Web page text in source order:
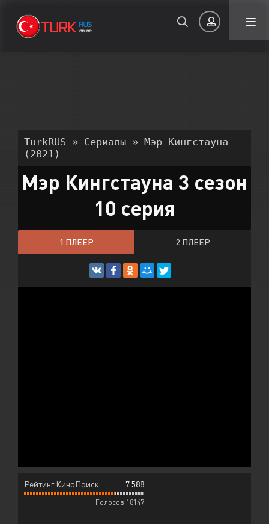
Запомнить
ВОЙТИ НА САЙТ
Регистрация Восстановить пароль
Или войти через
TurkRUS » Сериалы » Мэр Кингстауна
(2021)
Мэр Кингстауна 3 сезон
10 серия
1 ПЛЕЕР 2 ПЛЕЕР
Рейтинг КиноПоиск 7.588
Голосов 18147